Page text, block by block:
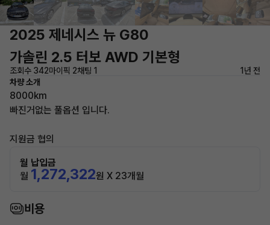
2025 제네시스 뉴 G80
가솔린 2.5 터보 AWD 기본형
조회수 342마이픽 2채팅 1
1년 전
차량 소개
8000km
빠진거없는 풀옵션 입니다.
지원금 협의
월 납입금
월 1,272,322원 X 23개월
비용